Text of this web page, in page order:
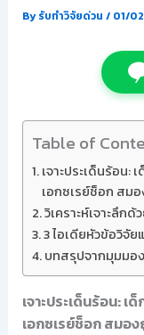
Byรับทำวิจัยด่วน / 01/
Table of
เจาะประเด็นร้อน
เอกซเรย์ช็อก สม
วิเคราะห์เจาะลึกด้
3 ไอเดียหัวข้อวิจัย
บทสรุปจากมุมมอ
เจาะประเด็นร้อน:
เอกซเรย์ช็อก สมอ